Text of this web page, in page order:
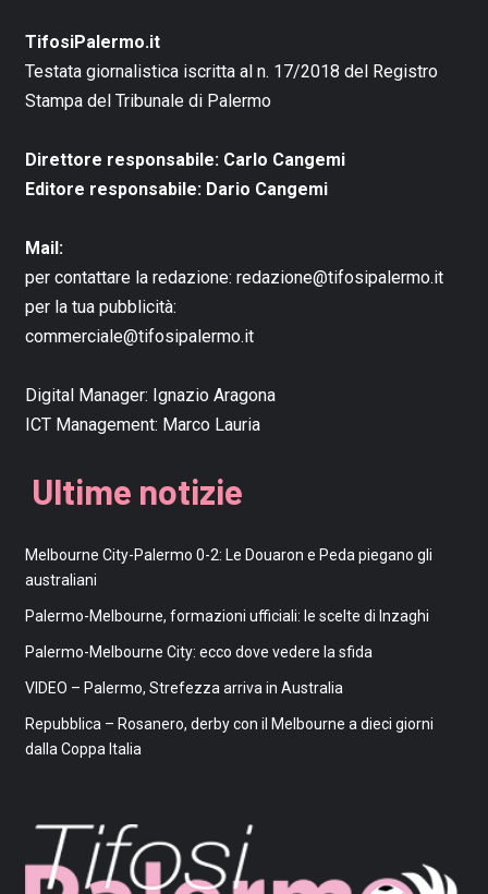
TifosiPalermo.it
Testata giornalistica iscritta al n. 17/2018 del Registro
Stampa del Tribunale di Palermo
Direttore responsabile: Carlo Cangemi
Editore responsabile: Dario Cangemi
Mail:
per contattare la redazione: redazione@tifosipalermo.it
per la tua pubblicità:
commerciale@tifosipalermo.it
Digital Manager: Ignazio Aragona
ICT Management: Marco Lauria
Ultime notizie
Melbourne City-Palermo 0-2: Le Douaron e Peda piegano gli
australiani
Palermo-Melbourne, formazioni ufficiali: le scelte di Inzaghi
Palermo-Melbourne City: ecco dove vedere la sfida
VIDEO – Palermo, Strefezza arriva in Australia
Repubblica – Rosanero, derby con il Melbourne a dieci giorni
dalla Coppa Italia